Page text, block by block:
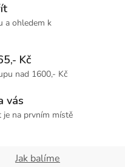
a ohledem k
Kč
nad 1600,- Kč
vás
je na prvním místě
Jak balíme